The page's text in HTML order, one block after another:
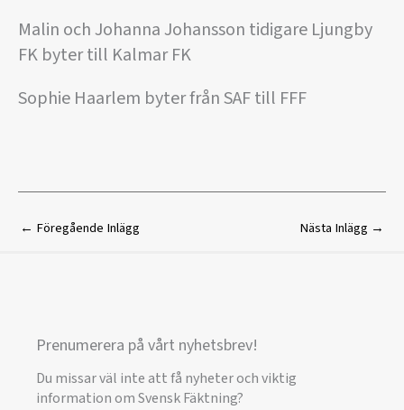
Malin och Johanna Johansson tidigare Ljungby
FK byter till Kalmar FK
Sophie Haarlem byter från SAF till FFF
← Föregående Inlägg Nästa Inlägg →
Prenumerera på vårt nyhetsbrev!
Du missar väl inte att få nyheter och viktig
information om Svensk Fäktning?